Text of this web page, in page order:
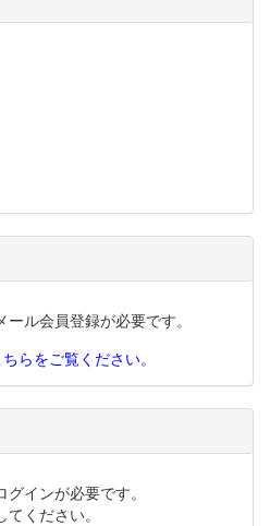
ル会員登録が必要です。
らをご覧ください。
インが必要です。
ください。